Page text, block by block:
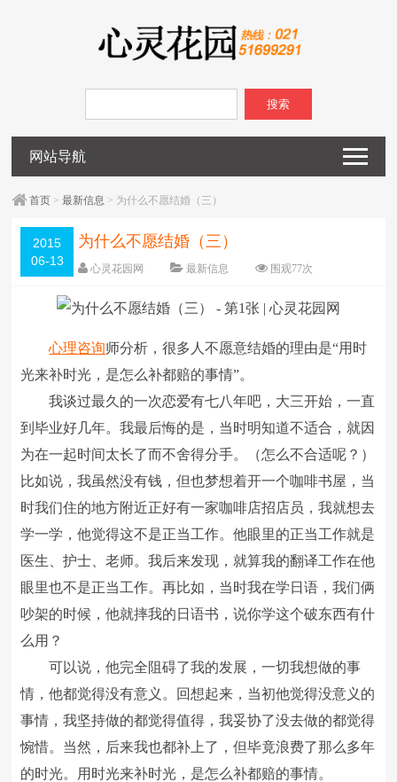
搜索
网站导航
首页 >最新信息 > 为什么不愿结婚（三）
2015
06-13
为什么不愿结婚（三）
心灵花园网 最新信息 围观77次
字体： 大 中 小
心理咨询师分析，很多人不愿意结婚的理由是“用时
光来补时光，是怎么补都赔的事情”。
我谈过最久的一次恋爱有七八年吧，大三开始，一直
到毕业好几年。我最后悔的是，当时明知道不适合，就因
为在一起时间太长了而不舍得分手。（怎么不合适呢？）
比如说，我虽然没有钱，但也梦想着开一个咖啡书屋，当
时我们住的地方附近正好有一家咖啡店招店员，我就想去
学一学，他觉得这不是正当工作。他眼里的正当工作就是
医生、护士、老师。我后来发现，就算我的翻译工作在他
眼里也不是正当工作。再比如，当时我在学日语，我们俩
吵架的时候，他就摔我的日语书，说你学这个破东西有什
么用？
可以说，他完全阻碍了我的发展，一切我想做的事
情，他都觉得没有意义。回想起来，当初他觉得没意义的
事情，我坚持做的都觉得值得，我妥协了没去做的都觉得
惋惜。当然，后来我也都补上了，但毕竟浪费了那么多年
的时光。用时光来补时光，是怎么补都赔的事情。